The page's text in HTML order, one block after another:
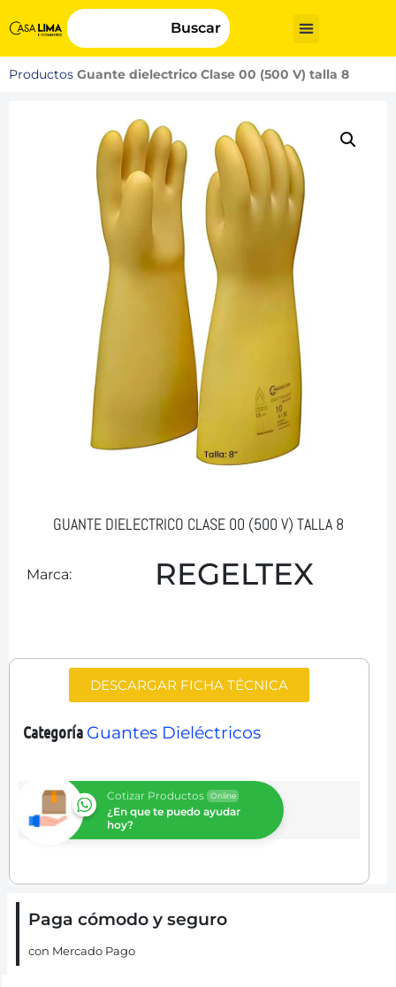
Buscar
Productos Guante dielectrico Clase 00 (500 V) talla 8
GUANTE DIELECTRICO CLASE 00 (500 V) TALLA 8
Marca: REGELTEX
DESCARGAR FICHA TÉCNICA
Categoría Guantes Dieléctricos
Cotizar Productos Online
¿En que te puedo ayudar
hoy?
Paga cómodo y seguro
con Mercado Pago